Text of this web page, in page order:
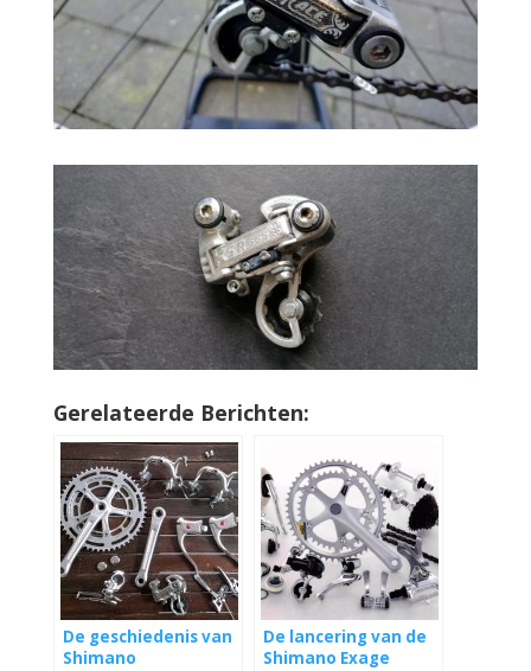
Gerelateerde Berichten:
De geschiedenis van
Shimano
De lancering van de
Shimano Exage